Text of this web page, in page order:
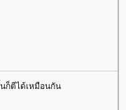
นก็ตีได้เหมือนกัน